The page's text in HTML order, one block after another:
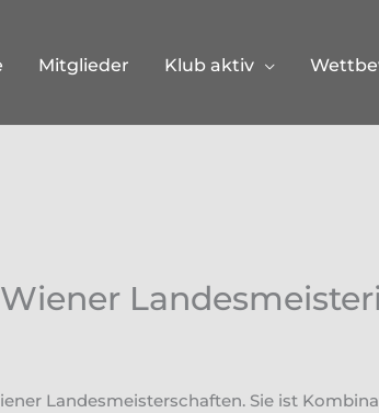
Mitglieder Klub aktiv
Landesmeisterschaften. Sie ist